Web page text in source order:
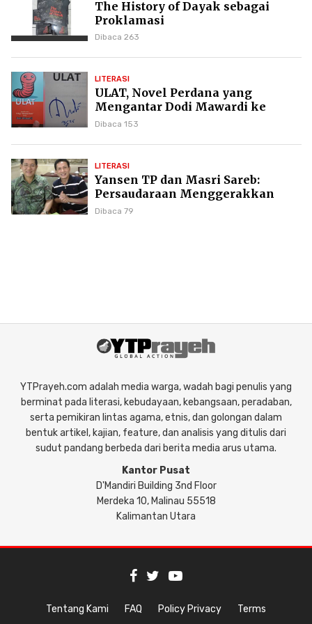
The History of Dayak sebagai
Proklamasi
Dibaca 263
LITERASI
ULAT, Novel Perdana yang
Mengantar Dodi Mawardi ke
Puncak Karier Kepenulisan
Dibaca 153
LITERASI
Yansen TP dan Masri Sareb:
Persaudaraan Menggerakkan
Literasi Borneo
Dibaca 79
YTPrayeh.com adalah media warga, wadah bagi penulis yang
berminat pada literasi, kebudayaan, kebangsaan, peradaban,
serta pemikiran lintas agama, etnis, dan golongan dalam
bentuk artikel, kajian, feature, dan analisis yang ditulis dari
sudut pandang berbeda dari berita media arus utama.
Kantor Pusat
D'Mandiri Building 3nd Floor
Merdeka 10, Malinau 55518
Kalimantan Utara
Tentang Kami FAQ Policy Privacy
Terms